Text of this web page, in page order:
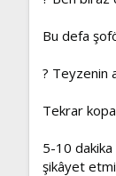
Bu defa
? Teyzenin
Tekrar
5-10
şikâyet